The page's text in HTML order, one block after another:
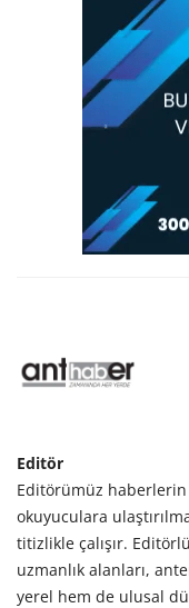
Editör
Editörümüz haberlerin
okuyuculara
titizlikle çalışır.
uzmanlık alanları,
yerel hem de ulusal